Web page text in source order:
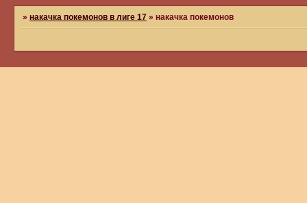
»накачка покемонов в лиге 17 »накачка покемонов